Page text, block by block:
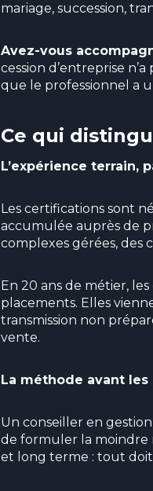
mariage, succession,
Avez-vous
cession d’entreprise
que le professionnel a
Ce qui
L’expérience terrain,
Les certifications sont
accumulée auprès de
complexes gérées, des
En 20 ans de métier,
placements. Elles
transmission non
vente.
La méthode avant
Un conseiller en
de formuler la moindre
et long terme : tout doit